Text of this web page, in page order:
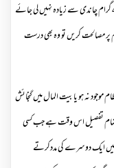
گی اس طرح کہ ہر ایک شخص سے سال میں 1.33 درہم یعنی 4.536 گرام چاندی سے زیادہ نہیں لی جائے
پر مصالحت کریں تو وہ بھی درست
نہ ہو یا بیت المال میں گنجائش
تمام تفصیل اس وقت ہے جب کسی
میں ایک دوسرے کی مددکرتے